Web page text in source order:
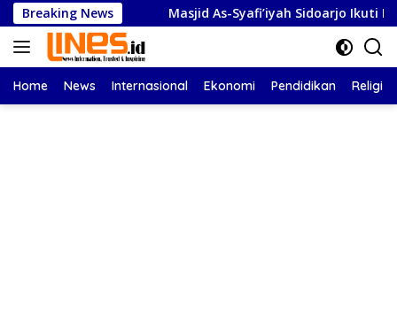
Langsung
ke
konten
Breaking NewsMasjid As-Syafi’iyah Sidoarjo Ikuti Rashdul
Home News Internasional Ekonomi Pendidikan Religi